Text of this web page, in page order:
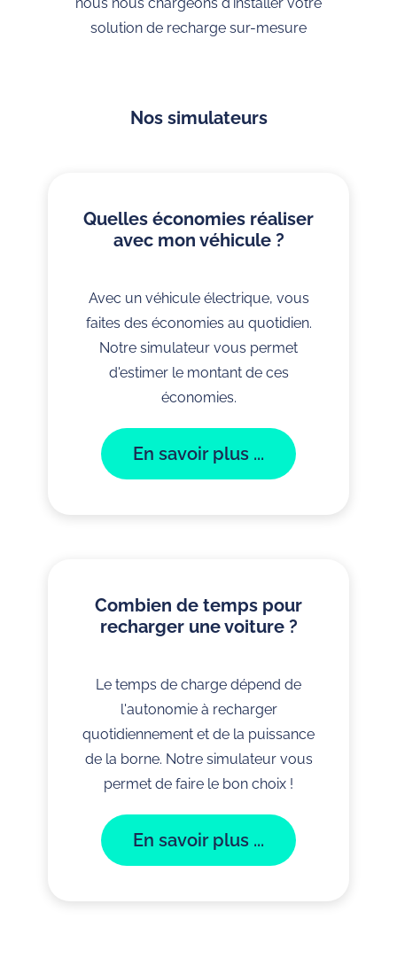
solution de recharge sur-mesure
Nos simulateurs
Quelles économies réaliser
avec mon véhicule ?
Avec un véhicule électrique, vous
faites des économies au quotidien.
Notre simulateur vous permet
d'estimer le montant de ces
économies.
En savoir plus ...
Combien de temps pour
recharger une voiture ?
Le temps de charge dépend de
l'autonomie à recharger
quotidiennement et de la puissance
de la borne. Notre simulateur vous
permet de faire le bon choix !
En savoir plus ...